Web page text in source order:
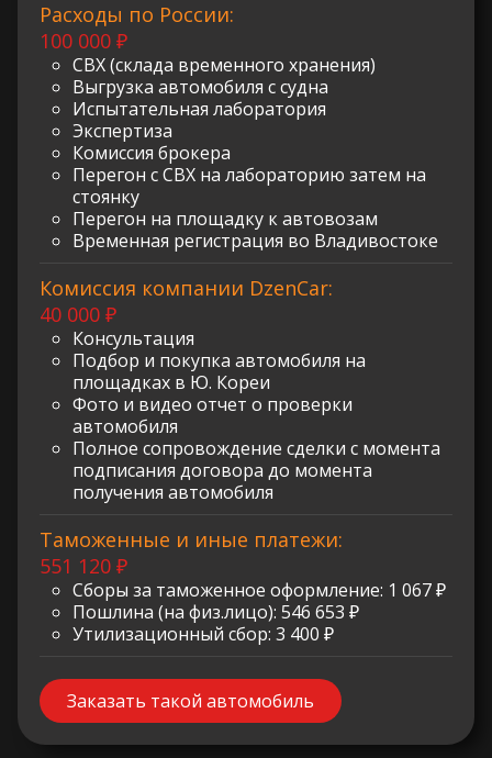
Расходы по России:
100 000 ₽
СВХ (склада временного хранения)
Выгрузка автомобиля с судна
Испытательная лаборатория
Экспертиза
Комиссия брокера
Перегон с СВХ на лабораторию затем на
стоянку
Перегон на площадку к автовозам
Временная регистрация во Владивостоке
Комиссия компании DzenCar:
40 000 ₽
Консультация
Подбор и покупка автомобиля на
площадках в Ю. Кореи
Фото и видео отчет о проверки
автомобиля
Полное сопровождение сделки с момента
подписания договора до момента
получения автомобиля
Таможенные и иные платежи:
551 120 ₽
Сборы за таможенное оформление: 1 067 ₽
Пошлина (на физ.лицо): 546 653 ₽
Утилизационный сбор: 3 400 ₽
Заказать такой автомобиль